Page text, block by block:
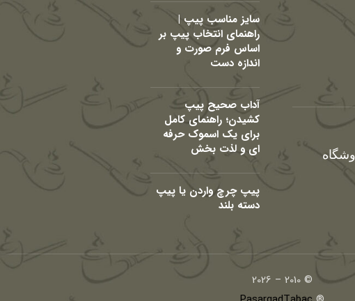
سایز مناسب پیپ |
راهنمای انتخاب پیپ بر
اساس فرم صورت و
اندازه دست
آداب صحیح پیپ
کشیدن؛ راهنمای کامل
برای یک اسموک حرفه
ای و لذت بخش
پیپ چرچ واردن یا پیپ
دسته بلند
© 2010 – 2026